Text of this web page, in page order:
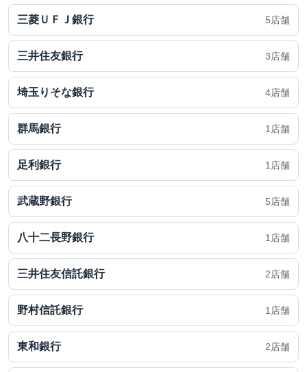
三菱ＵＦＪ銀行 5店舗
三井住友銀行 3店舗
埼玉りそな銀行 4店舗
群馬銀行 1店舗
足利銀行 1店舗
武蔵野銀行 5店舗
八十二長野銀行 1店舗
三井住友信託銀行 2店舗
野村信託銀行 1店舗
東和銀行 2店舗